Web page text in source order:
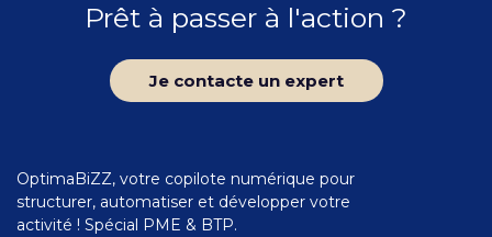
Prêt à passer à l'action ?
Je contacte un expert
OptimaBiZZ, votre copilote numérique pour
structurer, automatiser et développer votre
activité ! Spécial PME & BTP.